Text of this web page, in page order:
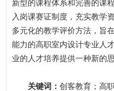
新型的课程体系和完善的课
入岗课赛证制度，充实教学
多元化的教学评价方法，旨
能力的高职室内设计专业人
业的人才培养提供一种新的
关键词：创客教育；高